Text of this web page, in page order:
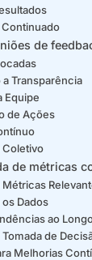
de
Transparência
Equipe
de Ações
Coletivo
de métricas
Dados
ao
de
Melhorias